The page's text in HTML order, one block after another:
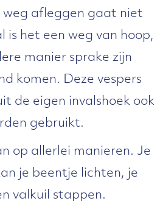
weg afleggen gaat niet
is het een weg van hoop,
manier sprake zijn
komen. Deze vespers
de eigen invalshoek ook
gebruikt.
op allerlei manieren. Je
je beentje lichten, je
valkuil stappen.